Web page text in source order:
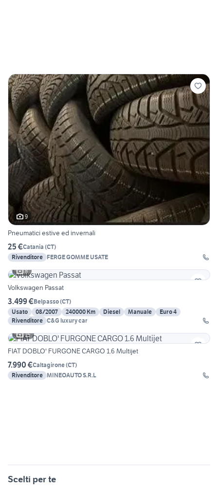
9
Pneumatici estive ed invernali
25 €Catania (CT)
Rivenditore FERGE GOMME USATE
8
Volkswagen Passat
3.499 €Belpasso(CT)
Usato
08/2007 240000 Km Diesel Manuale
Euro 4
Rivenditore C&G luxury car
15
FIAT DOBLO' FURGONE CARGO 1.6 Multijet
7.990 €Caltagirone(CT)
Rivenditore MINEOAUTO S.R.L
Scelti per te